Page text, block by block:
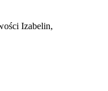
Izabelin,